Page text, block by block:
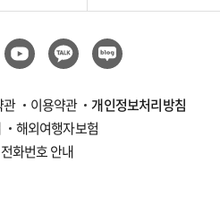
관 이용약관
개인정보처리방침
해외여행자보험
화번호 안내